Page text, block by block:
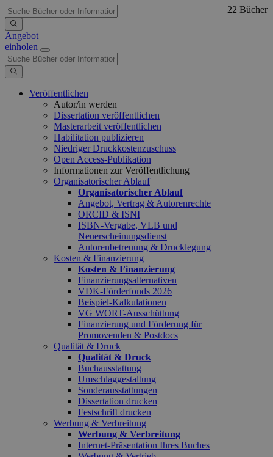
Angebot
einholen
Veröffentlichen
Autor/in werden
Dissertation veröffentlichen
Masterarbeit veröffentlichen
Habilitation publizieren
Niedriger Druckkostenzuschuss
Open Access-Publikation
Informationen zur Veröffentlichung
Organisatorischer Ablauf
Organisatorischer Ablauf
Angebot, Vertrag & Autorenrechte
ORCID & ISNI
ISBN-Vergabe, VLB und
Neuerscheinungsdienst
Autorenbetreuung & Drucklegung
Kosten & Finanzierung
Kosten & Finanzierung
Finanzierungsalternativen
VDK-Förderfonds 2026
Beispiel-Kalkulationen
VG WORT-Ausschüttung
Finanzierung und Förderung für
Promovenden & Postdocs
Qualität & Druck
Qualität & Druck
Buchausstattung
Umschlaggestaltung
Sonderausstattungen
Dissertation drucken
Festschrift drucken
Werbung & Verbreitung
Werbung & Verbreitung
Internet-Präsentation Ihres Buches
22 Bücher